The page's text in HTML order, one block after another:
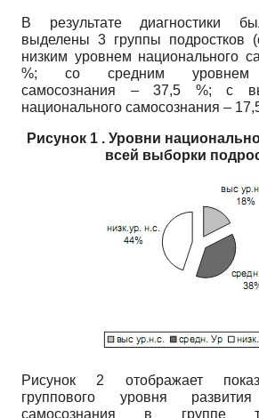
В результате диагностики
выделены 3 группы подро­стков
низким уровнем национального
%; со средним уровнем
самосознания – 37,5 %; с
национального самосознания –
Рисунок 1 . Уровни
всей выборки
Рисунок 2 отображает
группового уровня развития
самосознания в группе